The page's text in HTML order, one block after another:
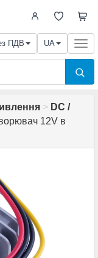
ПДВ UA
> DC /
12V в